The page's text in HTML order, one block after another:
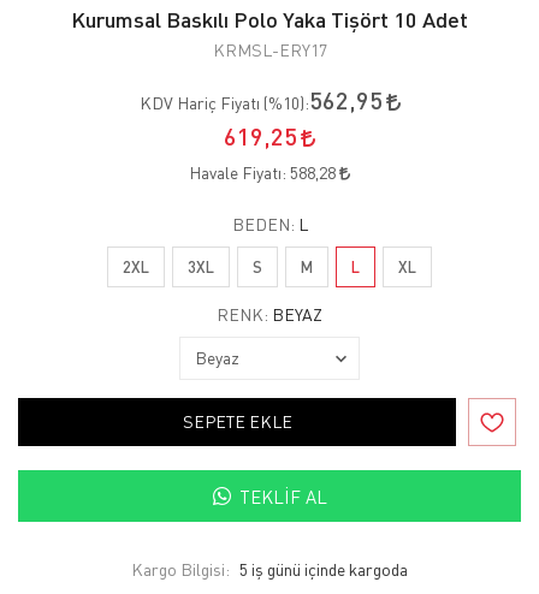
Kurumsal Baskılı Polo Yaka Tişört 10 Adet
KRMSL-ERY17
KDV Hariç Fiyatı (%10):562,95
619,25
Havale Fiyatı: 588,28
BEDEN: L
2XL 3XL S M L XL
RENK: BEYAZ
SEPETE EKLE
TEKLIF AL
Kargo Bilgisi: 5 iş günü içinde kargoda